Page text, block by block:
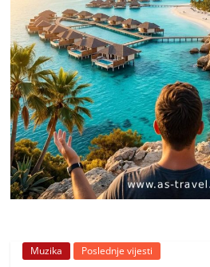
Muzika Poslednje vijesti